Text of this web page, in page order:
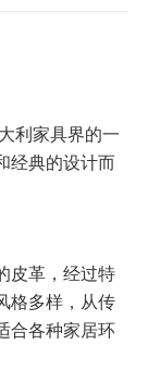
利家具界的一
经典的设计而
皮革，经过特
格多样，从传
合各种家居环